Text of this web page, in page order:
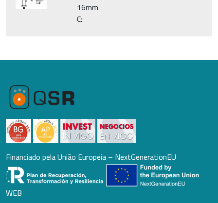
16mm
C:
Financiado pela União Europeia – NextGenerationEU
WEB